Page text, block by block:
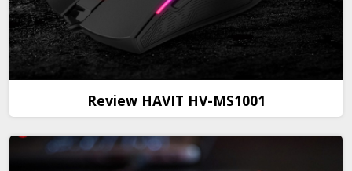
Review HAVIT HV-MS1001